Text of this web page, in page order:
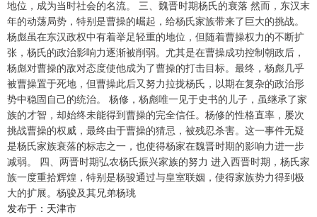
地位，成为当时社会的名流。 三、魏晋时期杨氏的衰落 然而，东汉末
年的动荡局势，特别是曹操的崛起，给杨氏家族带来了巨大的挑战。
杨彪虽在东汉政权中有着举足轻重的地位，但随着曹操权力的不断扩
张，杨氏的政治影响力逐渐被削弱。尤其是在曹操成功控制朝政后，
杨彪对曹操的敌对态度使他成为了曹操的打击目标。最终，杨彪几乎
被曹操置于死地，但曹操此后又努力拉拢杨氏，以期在复杂的政治形
势中稳固自己的统治。 杨修，杨彪唯一见于史书的儿子，虽继承了家
族的才智，却始终未能得到曹操的完全信任。杨修的性格直率，屡次
挑战曹操的权威，最终由于曹操的猜忌，被残忍杀害。这一事件无疑
是杨氏家族衰落的标志之一，也使得杨家在魏晋时期的影响力进一步
减弱。 四、两晋时期弘农杨氏振兴家族的努力 进入西晋时期，杨氏家
族一度重拾辉煌，特别是杨骏通过与皇室联姻，使得家族势力得到极
大的扩展。杨骏及其兄弟杨珧
发布于：天津市